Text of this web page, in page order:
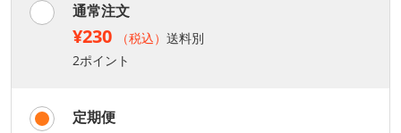
通常注文
¥230 （税込） 送料別
2ポイント
定期便